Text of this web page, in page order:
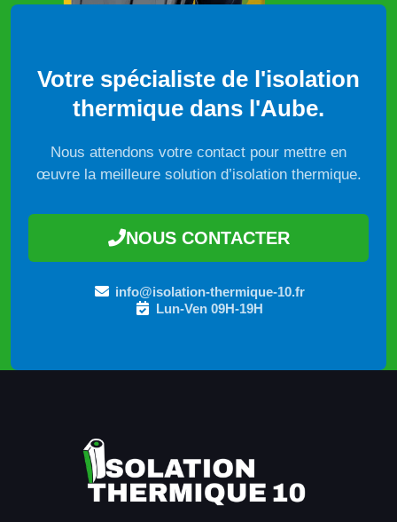
Votre spécialiste de l'isolation
thermique dans l'Aube.
Nous attendons votre contact pour mettre en
œuvre la meilleure solution d’isolation thermique.
NOUS CONTACTER
info@isolation-thermique-10.fr
Lun-Ven 09H-19H